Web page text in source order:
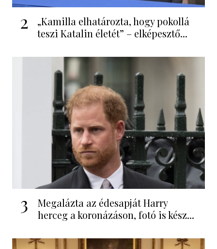
2
„Kamilla elhatározta, hogy pokollá
teszi Katalin életét” – elképesztő...
3
Megalázta az édesapját Harry
herceg a koronázáson, fotó is kész...